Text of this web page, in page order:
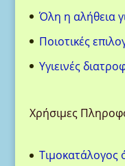
Όλη η αλήθεια
Ποιοτικές
Υγιεινές
Χρήσιμες
Τιμοκατάλογος